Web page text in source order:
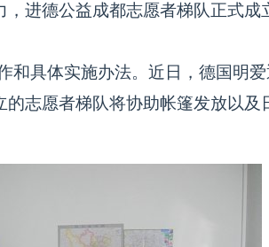
进德公益成都志愿者梯队正式成
具体实施办法。近日，德国明
志愿者梯队将协助帐篷发放以及